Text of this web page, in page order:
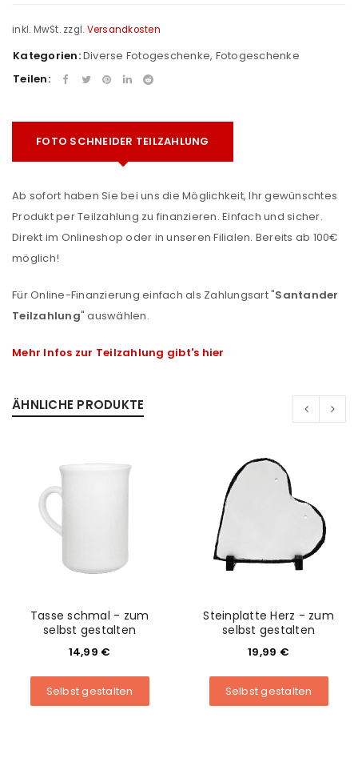
ANMELDEN
inkl. MwSt. zzgl. Versandkosten
Kategorien:Diverse Fotogeschenke, Fotogeschenke
Teilen:
FOTO SCHNEIDER TEILZAHLUNG
Ab sofort haben Sie bei uns die Möglichkeit, Ihr gewünschtes
Produkt per Teilzahlung zu finanzieren. Einfach und sicher.
Direkt im Onlineshop oder in unseren Filialen. Bereits ab 100€
möglich!
Für Online-Finanzierung einfach als Zahlungsart "Santander
Teilzahlung" auswählen.
Mehr Infos zur Teilzahlung gibt's hier
ÄHNLICHE PRODUKTE
Tasse schmal - zum
selbst gestalten
14,99 €
Selbst gestalten
Steinplatte Herz - zum
selbst gestalten
19,99 €
Selbst gestalten